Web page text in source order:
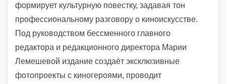
формирует культурную повестку, задавая тон
профессиональному разговору о киноискусстве.
Под руководством бессменного главного
редактора и редакционного директора Марии
Лемешевой издание создаёт эксклюзивные
фотопроекты с киногероями, проводит